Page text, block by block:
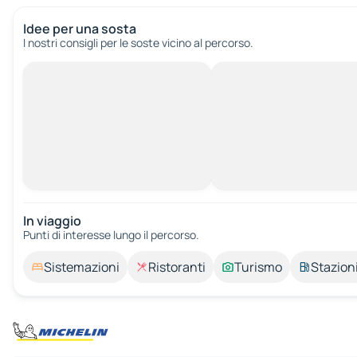
Idee per una sosta
I nostri consigli per le soste vicino al percorso.
In viaggio
Punti di interesse lungo il percorso.
Sistemazioni Ristoranti Turismo